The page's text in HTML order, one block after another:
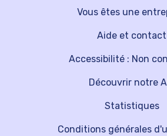
Vous êtes une
Découvrir notre
Aide et contact
Statistiques
Accessibilité : Non
Conditions générales